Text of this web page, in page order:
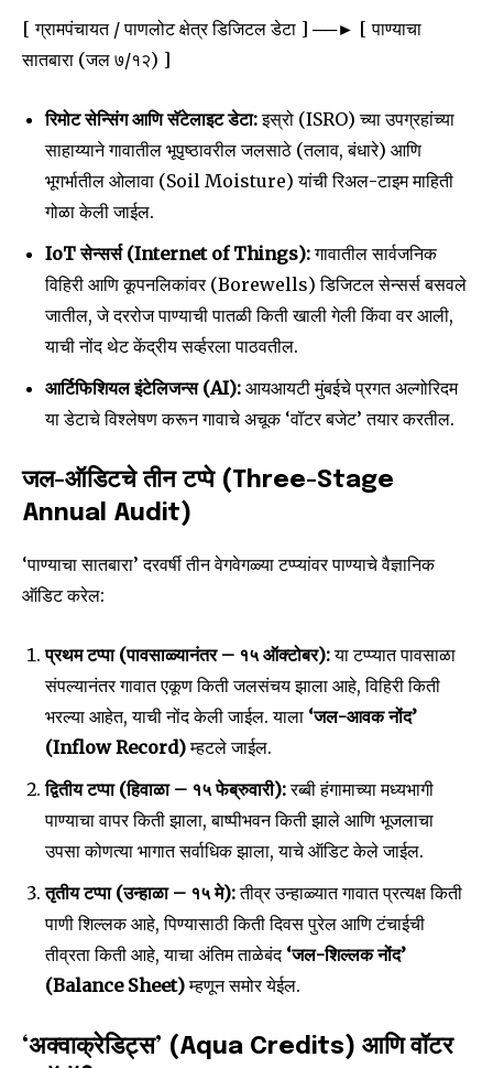
[ ग्रामपंचायत / पाणलोट क्षेत्र डिजिटल डेटा ] ──► [ पाण्याचा
सातबारा (जल ७/१२) ]
रिमोट सेन्सिंग आणि सॅटेलाइट डेटा:इस्रो (ISRO) च्या उपग्रहांच्या
साहाय्याने गावातील भूपृष्ठावरील जलसाठे (तलाव, बंधारे) आणि
भूगर्भातील ओलावा (Soil Moisture) यांची रिअल-टाइम माहिती
गोळा केली जाईल.
IoT सेन्सर्स (Internet of Things):गावातील सार्वजनिक
विहिरी आणि कूपनलिकांवर (Borewells) डिजिटल सेन्सर्स बसवले
जातील, जे दररोज पाण्याची पातळी किती खाली गेली किंवा वर आली,
याची नोंद थेट केंद्रीय सर्व्हरला पाठवतील.
आर्टिफिशियल इंटेलिजन्स (AI): आयआयटी मुंबईचे प्रगत अल्गोरिदम
या डेटाचे विश्लेषण करून गावाचे अचूक ‘वॉटर बजेट’ तयार करतील.
जल-ऑडिटचे तीन टप्पे (Three-Stage
Annual Audit)
‘पाण्याचा सातबारा’ दरवर्षी तीन वेगवेगळ्या टप्प्यांवर पाण्याचे वैज्ञानिक
ऑडिट करेल:
प्रथम टप्पा (पावसाळ्यानंतर – १५ ऑक्टोबर):या टप्प्यात पावसाळा
संपल्यानंतर गावात एकूण किती जलसंचय झाला आहे, विहिरी किती
भरल्या आहेत, याची नोंद केली जाईल. याला ‘जल-आवक नोंद’
(Inflow Record)म्हटले जाईल.
द्वितीय टप्पा (हिवाळा – १५ फेब्रुवारी):रब्बी हंगामाच्या मध्यभागी
पाण्याचा वापर किती झाला, बाष्पीभवन किती झाले आणि भूजलाचा
उपसा कोणत्या भागात सर्वाधिक झाला, याचे ऑडिट केले जाईल.
तृतीय टप्पा (उन्हाळा – १५ मे):तीव्र उन्हाळ्यात गावात प्रत्यक्ष किती
पाणी शिल्लक आहे, पिण्यासाठी किती दिवस पुरेल आणि टंचाईची
तीव्रता किती आहे, याचा अंतिम ताळेबंद ‘जल-शिल्लक नोंद’
(Balance Sheet)म्हणून समोर येईल.
‘अक्वाक्रेडिट्स’ (Aqua Credits) आणि वॉटर